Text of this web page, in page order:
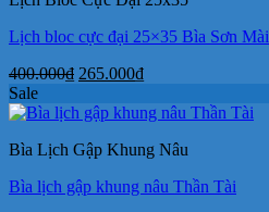
Lịch bloc cực đại 25×35 Bìa Sơn Mài
400.000₫ Giá
là:
265.000₫Giá
tại
265.000₫.
Sale
Bìa Lịch Gập Khung Nâu
Bìa lịch gập khung nâu Thần Tài